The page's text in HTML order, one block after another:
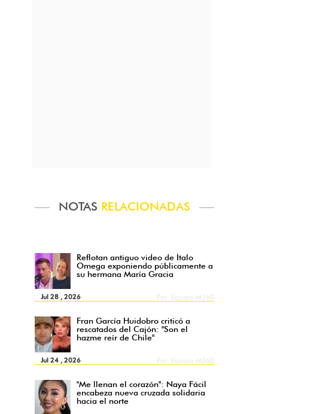
NOTAS RELACIONADAS
Reflotan antiguo video de Ítalo
Omega exponiendo públicamente a
su hermana María Gracia
Jul 28 , 2026
Fran García Huidobro criticó a
rescatados del Cajón: "Son el
hazme reír de Chile"
Jul 24 , 2026
"Me llenan el corazón": Naya Fácil
encabeza nueva cruzada solidaria
hacia el norte